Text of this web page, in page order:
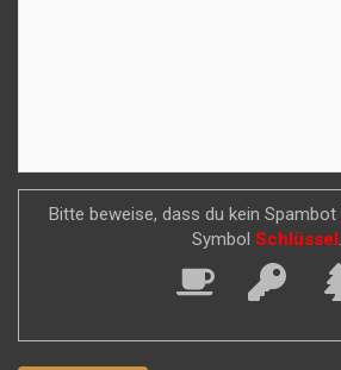
Bitte beweise, dass du kein
Symbol Schlüssel .